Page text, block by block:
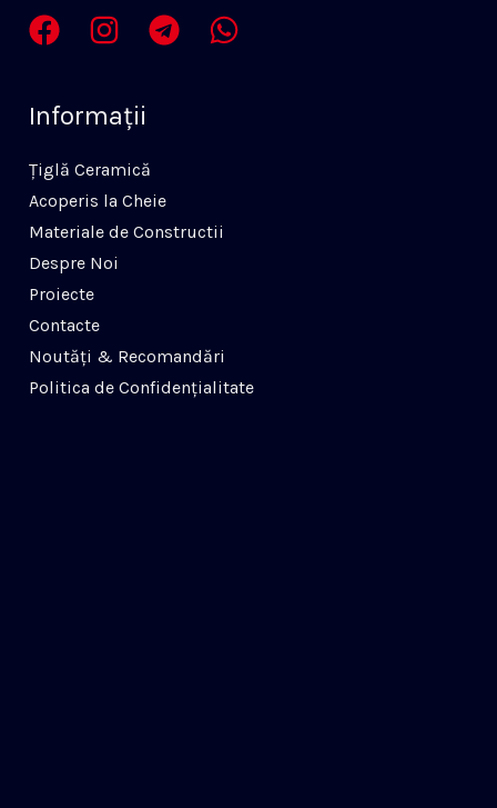
Informaţii
Ţiglă Ceramică
Acoperis la Cheie
Materiale de Constructii
Despre Noi
Proiecte
Contacte
Noutăți & Recomandări
Politica de Confidenţialitate